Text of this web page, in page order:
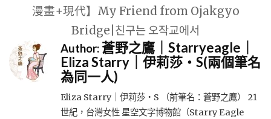
漫畫+現代】My Friend from Ojakgyo
Bridge|친구는 오작교에서
Author:蒼野之鷹｜Starryeagle｜
Eliza Starry｜伊莉莎・S(兩個筆名
為同一人)
Eliza Starry｜伊莉莎・S （前筆名：蒼野之鷹） 21
世紀，台灣女性 星空文字博物館（Starry Eagle